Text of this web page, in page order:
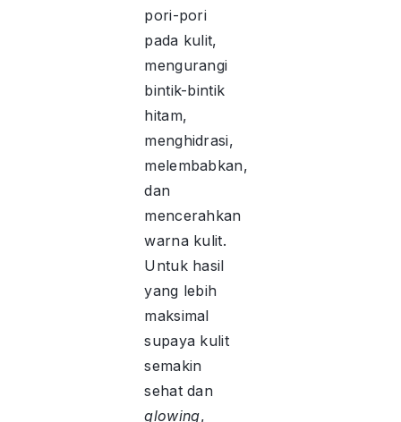
pori-pori
pada kulit,
mengurangi
bintik-bintik
hitam,
menghidrasi,
melembabkan,
dan
mencerahkan
warna kulit.
Untuk hasil
yang lebih
maksimal
supaya kulit
semakin
sehat dan
glowing,